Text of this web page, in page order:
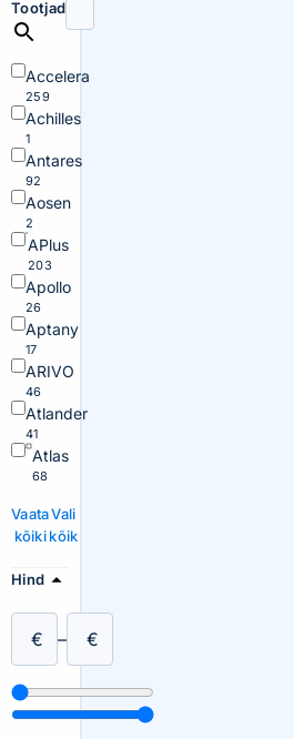
Tootjad
Accelera
259
Achilles
1
Antares
92
Aosen
2
APlus
203
Apollo
26
Aptany
17
ARIVO
46
Atlander
41
Atlas
68
Vaata
kõiki
Vali
kõik
Hind
€ – €